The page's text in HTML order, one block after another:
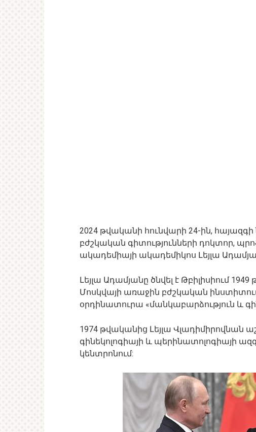
2024 թվականի հունվարի 24-ին,
բժշկական գիտությունների դոկտոր,
ակադեմիայի ակադեմիկոս Լեյլա
Լեյլա Ադամյանը ծնվել է Թբիլիսիում
Մոսկվայի առաջին բժշկական
օրդինատուրա «մանկաբարձություն և
1974 թվականից Լեյլա Վլադիմիրովնան
գինեկոլոգիայի և պերինատոլոգիայի
կենտրոնում: